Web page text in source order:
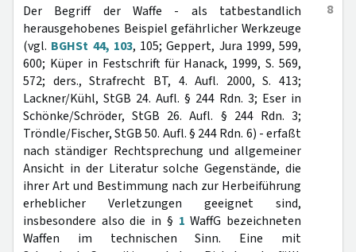
8
Der Begriff der Waffe - als tatbestandlich
herausgehobenes Beispiel gefährlicher Werkzeuge
(vgl. BGHSt 44, 103, 105; Geppert, Jura 1999, 599,
600; Küper in Festschrift für Hanack, 1999, S. 569,
572; ders., Strafrecht BT, 4. Aufl. 2000, S. 413;
Lackner/Kühl, StGB 24. Aufl. § 244 Rdn. 3; Eser in
Schönke/Schröder, StGB 26. Aufl. § 244 Rdn. 3;
Tröndle/Fischer, StGB 50. Aufl. § 244 Rdn. 6) - erfaßt
nach ständiger Rechtsprechung und allgemeiner
Ansicht in der Literatur solche Gegenstände, die
ihrer Art und Bestimmung nach zur Herbeiführung
erheblicher Verletzungen geeignet sind,
insbesondere also die in § 1 WaffG bezeichneten
Waffen im technischen Sinn. Eine mit